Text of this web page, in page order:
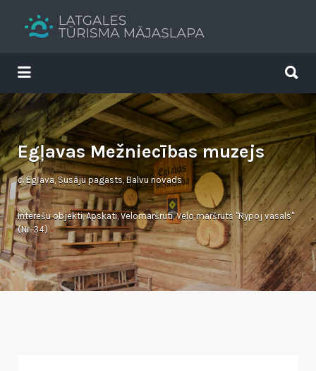
Tavs brīvdienu ceļvedis
Search
for:
for:
Egļavas Mežniecības muzejs
c. Egļava, Susāju pagasts, Balvu novads
Interešu objekti,Apskati,Velomaršruti,Velo maršruts "Rypoj vasals"
(Nr. 34)